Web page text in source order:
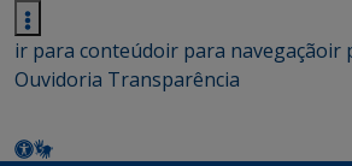
ir para conteúdoir para navegaçãoir
Ouvidoria Transparência